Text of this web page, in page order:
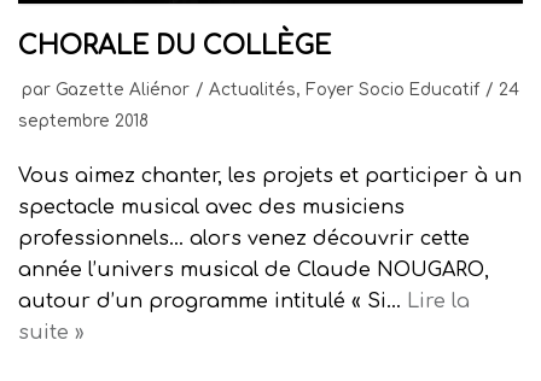
CHORALE DU COLLÈGE
par Gazette Aliénor Actualités, Foyer Socio Educatif
24
septembre 2018
Vous aimez chanter, les projets et participer à un
spectacle musical avec des musiciens
professionnels… alors venez découvrir cette
année l’univers musical de Claude NOUGARO,
autour d’un programme intitulé « Si… Lire la
suite »